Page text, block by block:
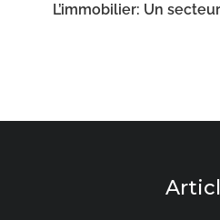
L’immobilier: Un